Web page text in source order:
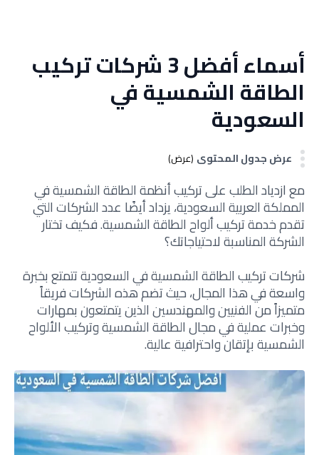
أسماء أفضل 3 شركات تركيب
الطاقة الشمسية في
السعودية
عرض جدول المحتوى (عرض)
مع ازدياد الطلب على تركيب أنظمة الطاقة الشمسية في
المملكة العربية السعودية، يزداد أيضًا عدد الشركات التي
تقدم خدمة تركيب ألواح الطاقة الشمسية. فكيف تختار
الشركة المناسبة لاحتياجاتك؟
شركات تركيب الطاقة الشمسية في السعودية تتمتع بخبرة
واسعة في هذا المجال، حيث تضم هذه الشركات فريقاً
متميزاً من الفنيين والمهندسين الذين يتمتعون بمهارات
وخبرات عملية في مجال الطاقة الشمسية وتركيب الألواح
الشمسية بإتقان واحترافية عالية.